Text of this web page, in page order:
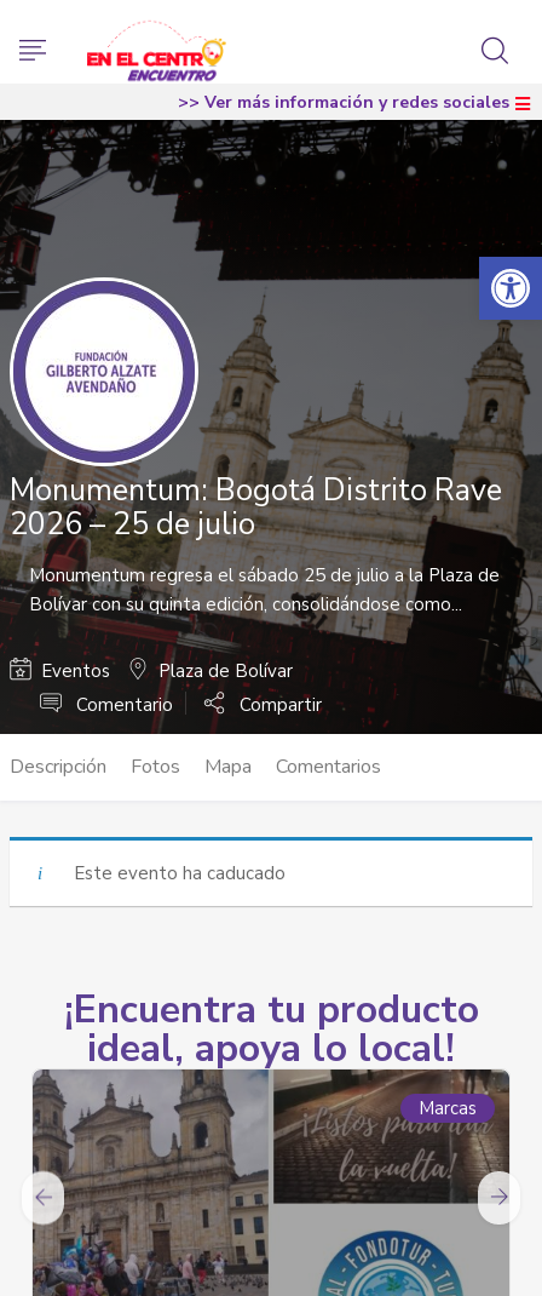
Abrir
>> Ver más información y redes sociales
Monumentum: Bogotá Distrito Rave
2026 – 25 de julio
Monumentum regresa el sábado 25 de julio a la Plaza de
Bolívar con su quinta edición, consolidándose como...
Eventos
Plaza de Bolívar
Comentario
Compartir
Descripción Fotos Mapa Comentarios
Este evento ha caducado
¡Encuentra tu producto
ideal, apoya lo local!
Marcas